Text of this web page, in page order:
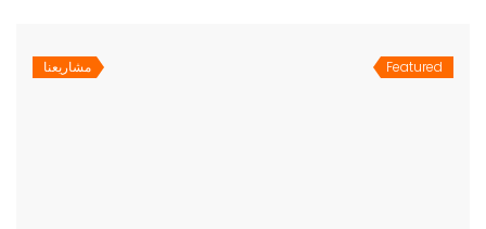
Featured مشاريعنا